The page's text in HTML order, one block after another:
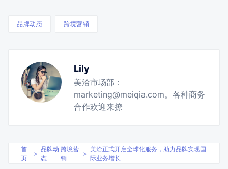
品牌动态 跨境营销
Lily
美洽市场部：
marketing@meiqia.com。各种商务
合作欢迎来撩
首
页
>
品牌动
态
跨境营
销
>
美洽正式开启全球化服务，助力品牌实现国
际业务增长